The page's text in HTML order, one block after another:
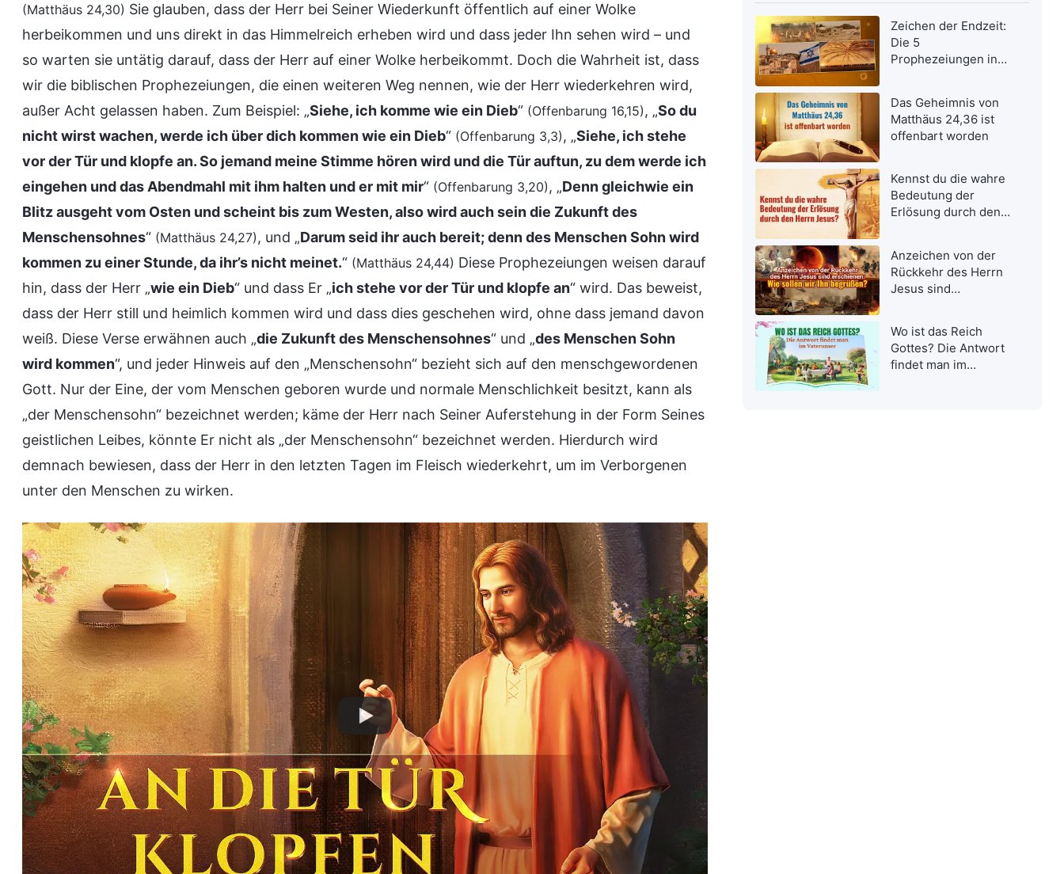
(Matthäus 24,30) Sie glauben, dass der Herr bei Seiner Wiederkunft öffentlich auf einer Wolke
herbeikommen und uns direkt in das Himmelreich erheben wird und dass jeder Ihn sehen wird – und
so warten sie untätig darauf, dass der Herr auf einer Wolke herbeikommt. Doch die Wahrheit ist, dass
wir die biblischen Prophezeiungen, die einen weiteren Weg nennen, wie der Herr wiederkehren wird,
außer Acht gelassen haben. Zum Beispiel: „Siehe, ich komme wie ein Dieb“ (Offenbarung 16,15) , „So du
nicht wirst wachen, werde ich über dich kommen wie ein Dieb“ (Offenbarung 3,3) , „Siehe, ich stehe
vor der Tür und klopfe an. So jemand meine Stimme hören wird und die Tür auftun, zu dem werde ich
eingehen und das Abendmahl mit ihm halten und er mit mir“ (Offenbarung 3,20) , „Denn gleichwie ein
Blitz ausgeht vom Osten und scheint bis zum Westen, also wird auch sein die Zukunft des
Menschensohnes“ (Matthäus 24,27) , und „Darum seid ihr auch bereit; denn des Menschen Sohn wird
kommen zu einer Stunde, da ihr’s nicht meinet.“ (Matthäus 24,44) Diese Prophezeiungen weisen darauf
hin, dass der Herr „wie ein Dieb“ und dass Er „ich stehe vor der Tür und klopfe an“ wird. Das beweist,
dass der Herr still und heimlich kommen wird und dass dies geschehen wird, ohne dass jemand davon
weiß. Diese Verse erwähnen auch „die Zukunft des Menschensohnes“ und „des Menschen Sohn
wird kommen“, und jeder Hinweis auf den „Menschensohn“ bezieht sich auf den menschgewordenen
Gott. Nur der Eine, der vom Menschen geboren wurde und normale Menschlichkeit besitzt, kann als
„der Menschensohn“ bezeichnet werden; käme der Herr nach Seiner Auferstehung in der Form Seines
geistlichen Leibes, könnte Er nicht als „der Menschensohn“ bezeichnet werden. Hierdurch wird
demnach bewiesen, dass der Herr in den letzten Tagen im Fleisch wiederkehrt, um im Verborgenen
unter den Menschen zu wirken.
Zeichen der Endzeit:
Die 5
Prophezeiungen in
Herrn Jesus wurden
erfüllt
Das Geheimnis von
Matthäus 24,36 ist
offenbart worden
Kennst du die wahre
Bedeutung der
Erlösung durch den
Anzeichen von der
Rückkehr des Herrn
Jesus sind
begrüßen?
Wo ist das Reich
Gottes? Die Antwort
findet man im